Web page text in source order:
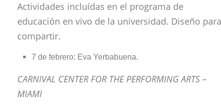
Actividades incluídas en el programa de
educación en vivo de la universidad. Diseño para
compartir.
7 de febrero: Eva Yerbabuena.
CARNIVAL CENTER FOR THE PERFORMING ARTS –
MIAMI